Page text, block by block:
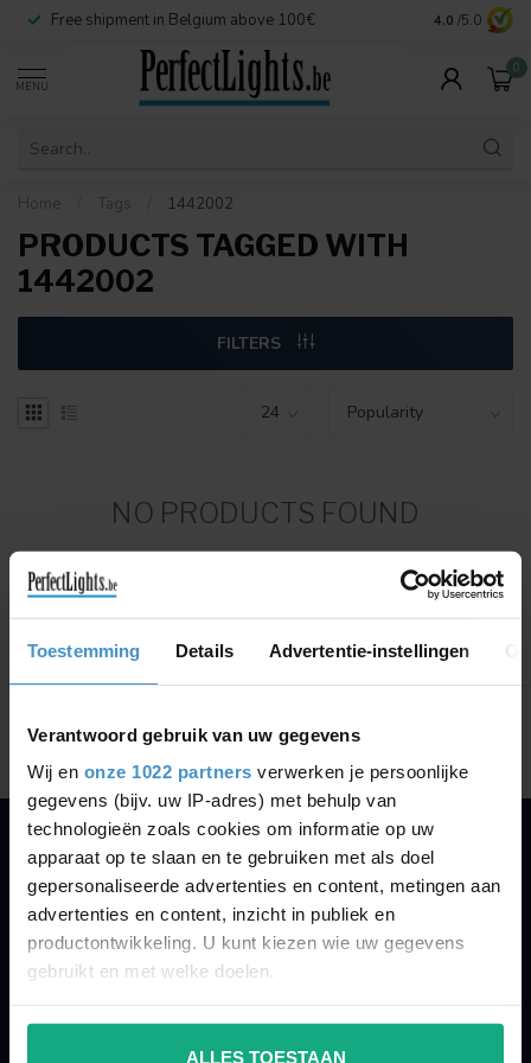
Toestemming Details Advertentie-instellingen
Verantwoord gebruik van uw gegevens
Wij en onze 1022 partners verwerken je persoonlijke
gegevens (bijv. uw IP-adres) met behulp van
technologieën zoals cookies om informatie op uw
apparaat op te slaan en te gebruiken met als doel
gepersonaliseerde advertenties en content, metingen aan
advertenties en content, inzicht in publiek en
productontwikkeling. U kunt kiezen wie uw gegevens
gebruikt en met welke doelen.
Als u het toestaat, willen we ook graag:
ALLES TOESTAAN
Free shipment in Belgium above 100€ Secure
4.0 /5.0
MENU
0
Home Tags 1442002
PRODUCTS TAGGED WITH
1442002
FILTERS
NO PRODUCTS FOUND
Showing1-0of 0
PERFECTLIGHTS
Gegevens:
Kruisbeeldsraat 72
9220 Hamme